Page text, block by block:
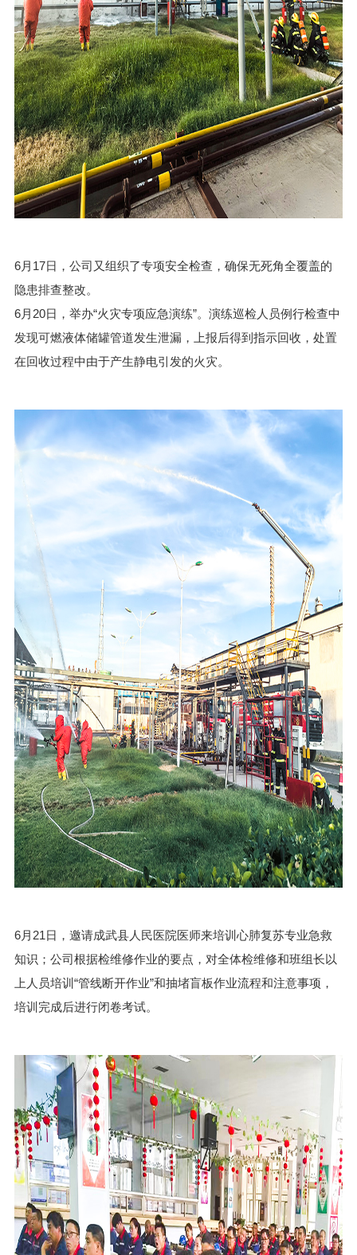
6月17日，公司又组织了专项安全检查，确保无死角全覆盖的
隐患排查整改。
6月20日，举办“火灾专项应急演练”。演练巡检人员例行检查中
发现可燃液体储罐管道发生泄漏，上报后得到指示回收，处置
在回收过程中由于产生静电引发的火灾。
6月21日，邀请成武县人民医院医师来培训心肺复苏专业急救
知识；公司根据检维修作业的要点，对全体检维修和班组长以
上人员培训“管线断开作业”和抽堵盲板作业流程和注意事项，
培训完成后进行闭卷考试。